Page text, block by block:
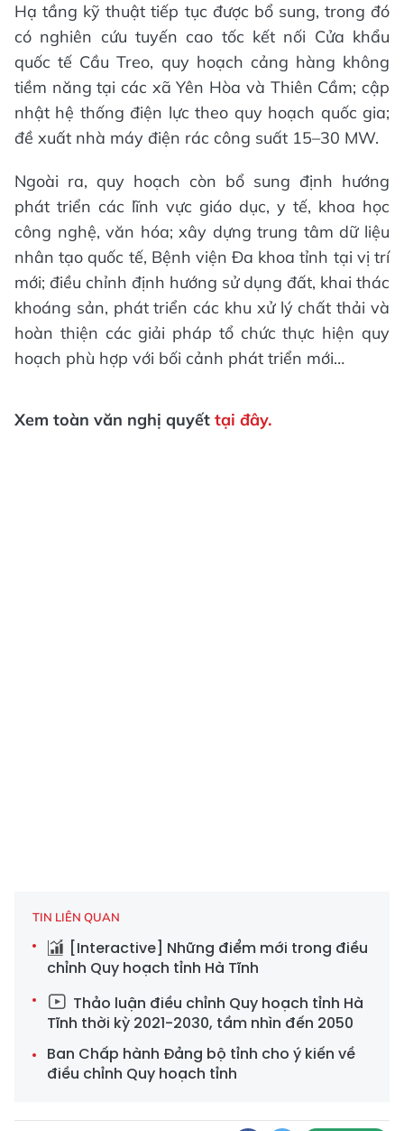
Hạ tầng kỹ thuật tiếp tục được bổ sung, trong đó
có nghiên cứu tuyến cao tốc kết nối Cửa khẩu
quốc tế Cầu Treo, quy hoạch cảng hàng không
tiềm năng tại các xã Yên Hòa và Thiên Cầm; cập
nhật hệ thống điện lực theo quy hoạch quốc gia;
đề xuất nhà máy điện rác công suất 15–30 MW.
Ngoài ra, quy hoạch còn bổ sung định hướng
phát triển các lĩnh vực giáo dục, y tế, khoa học
công nghệ, văn hóa; xây dựng trung tâm dữ liệu
nhân tạo quốc tế, Bệnh viện Đa khoa tỉnh tại vị trí
mới; điều chỉnh định hướng sử dụng đất, khai thác
khoáng sản, phát triển các khu xử lý chất thải và
hoàn thiện các giải pháp tổ chức thực hiện quy
hoạch phù hợp với bối cảnh phát triển mới…
Xem toàn văn nghị quyết tại đây.
TIN LIÊN QUAN
[Interactive] Những điểm mới trong điều
chỉnh Quy hoạch tỉnh Hà Tĩnh
Thảo luận điều chỉnh Quy hoạch tỉnh Hà
Tĩnh thời kỳ 2021-2030, tầm nhìn đến 2050
Ban Chấp hành Đảng bộ tỉnh cho ý kiến về
điều chỉnh Quy hoạch tỉnh